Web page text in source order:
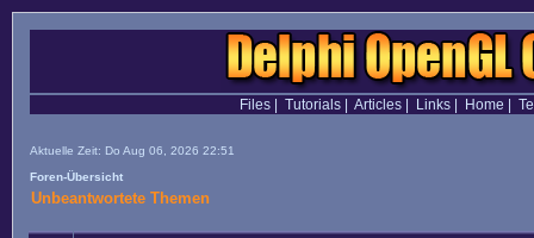
Files| Tutorials| Articles| Links| Home
Aktuelle Zeit: Do Aug 06, 2026 22:51
Foren-Übersicht
Unbeantwortete Themen